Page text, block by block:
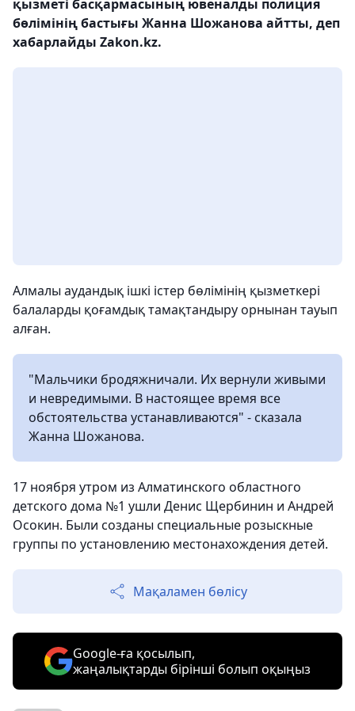
қызметі басқармасының ювеналды полиция
бөлімінің бастығы Жанна Шожанова айтты, деп
хабарлайды Zakon.kz.
Алмалы аудандық ішкі істер бөлімінің қызметкері
балаларды қоғамдық тамақтандыру орнынан тауып
алған.
"Мальчики бродяжничали. Их вернули живыми
и невредимыми. В настоящее время все
обстоятельства устанавливаются" - сказала
Жанна Шожанова.
17 ноября утром из Алматинского областного
детского дома №1 ушли Денис Щербинин и Андрей
Осокин. Были созданы специальные розыскные
группы по установлению местонахождения детей.
Мақаламен бөлісу
Google-ға қосылып,
жаңалықтарды бірінші болып оқыңыз